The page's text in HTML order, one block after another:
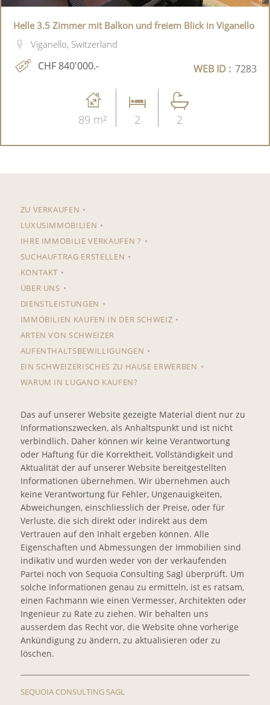
Helle 3.5 Zimmer mit Balkon und freiem Blick in Viganello
Viganello, Switzerland
CHF 840'000.- WEB ID : 7283
89 m² 2 2
ZU VERKAUFEN
LUXUSIMMOBILIEN
IHRE IMMOBILIE VERKAUFEN ?
SUCHAUFTRAG ERSTELLEN
KONTAKT
ÜBER UNS
DIENSTLEISTUNGEN
IMMOBILIEN KAUFEN IN DER SCHWEIZ
ARTEN VON SCHWEIZER
AUFENTHALTSBEWILLIGUNGEN
EIN SCHWEIZERISCHES ZU HAUSE ERWERBEN
WARUM IN LUGANO KAUFEN?
Das auf unserer Website gezeigte Material dient nur zu
Informationszwecken, als Anhaltspunkt und ist nicht
verbindlich. Daher können wir keine Verantwortung
oder Haftung für die Korrektheit, Vollständigkeit und
Aktualität der auf unserer Website bereitgestellten
Informationen übernehmen. Wir übernehmen auch
keine Verantwortung für Fehler, Ungenauigkeiten,
Abweichungen, einschliesslich der Preise, oder für
Verluste, die sich direkt oder indirekt aus dem
Vertrauen auf den Inhalt ergeben können. Alle
Eigenschaften und Abmessungen der Immobilien sind
indikativ und wurden weder von der verkaufenden
Partei noch von Sequoia Consulting Sagl überprüft. Um
solche Informationen genau zu ermitteln, ist es ratsam,
einen Fachmann wie einen Vermesser, Architekten oder
Ingenieur zu Rate zu ziehen. Wir behalten uns
ausserdem das Recht vor, die Website ohne vorherige
Ankündigung zu ändern, zu aktualisieren oder zu
löschen.
SEQUOIA CONSULTING SAGL